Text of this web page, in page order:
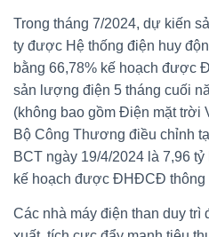
Trong tháng 7/2024, dự kiến
ty được Hệ thống điện huy
bằng 66,78% kế hoạch được
sản lượng điện 5 tháng cuối
(không bao gồm Điện mặt trời
Bộ Công Thương điều chỉnh
BCT ngày 19/4/2024 là 7,96
kế hoạch được ĐHĐCĐ thông
Các nhà máy điện than duy trì